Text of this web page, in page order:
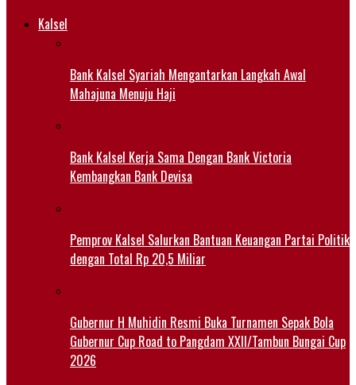
Kalsel
Bank Kalsel Syariah Mengantarkan Langkah Awal
Mahajuna Menuju Haji
Bank Kalsel Kerja Sama Dengan Bank Victoria
Kembangkan Bank Devisa
Pemprov Kalsel Salurkan Bantuan Keuangan Partai Politik
dengan Total Rp 20,5 Miliar
Gubernur H Muhidin Resmi Buka Turnamen Sepak Bola
Gubernur Cup Road to Pangdam XXII/Tambun Bungai Cup
2026